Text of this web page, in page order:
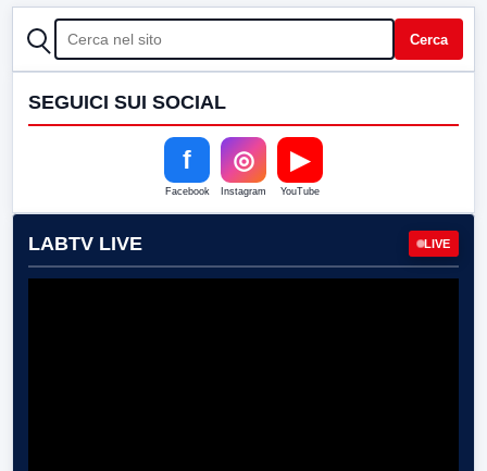
CERCA Cerca
SEGUICI SUI SOCIAL
f
Facebook
◎
Instagram
▶
YouTube
LABTV LIVE LIVE